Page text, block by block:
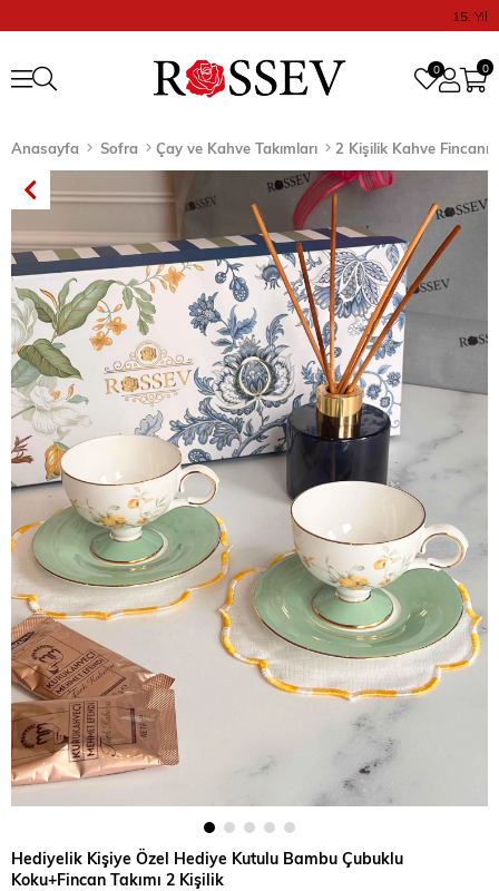
15. Yıl
0
0
Anasayfa Sofra Çay ve Kahve Takımları 2 Kişilik Kahve Fincanı
Hediyelik Kişiye Özel Hediye Kutulu Bambu Çubuklu
Koku+Fincan Takımı 2 Kişilik